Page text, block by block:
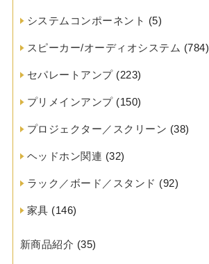
システムコンポーネント (5)
スピーカー/オーディオシステム (784)
セパレートアンプ(223)
プリメインアンプ(150)
プロジェクター／スクリーン (38)
ヘッドホン関連 (32)
ラック／ボード／スタンド (92)
家具 (146)
新商品紹介 (35)